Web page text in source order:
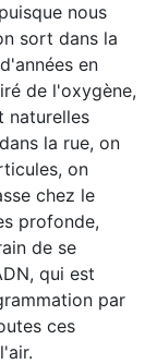
nous
sort dans la
en
de l'oxygène,
naturelles
la rue, on
on
chez le
profonde,
de se
qui est
par
ces